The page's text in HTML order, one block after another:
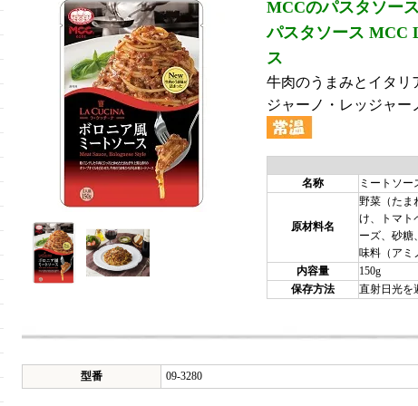
MCCのパスタソース
パスタソース MCC
ス
牛肉のうまみとイタリ
ジャーノ・レッジャー
名称
ミートソー
原材料名
野菜（たま
け、トマト
ーズ、砂糖
味料（アミ
内容量
150g
保存方法
直射日光を
型番 09-3280